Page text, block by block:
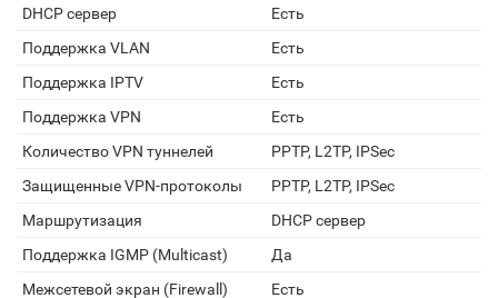
DHCP сервер
Есть
Поддержка VLAN
Есть
Поддержка IPTV
Есть
Поддержка VPN
Есть
Количество VPN туннелей
PPTP, L2TP, IPSec
Защищенные VPN-протоколы
PPTP, L2TP, IPSec
Маршрутизация
DHCP сервер
Поддержка IGMP (Multicast)
Да
Межсетевой экран (Firewall)
Есть